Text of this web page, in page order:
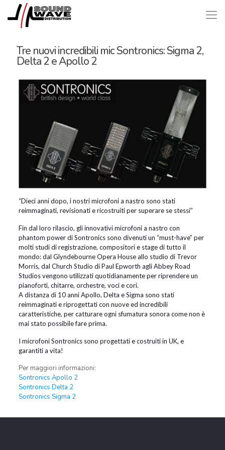
Tre nuovi incredibili mic Sontronics: Sigma 2,
Delta 2 e Apollo 2
“Dieci anni dopo, i nostri microfoni a nastro sono stati
reimmaginati, revisionati e ricostruiti per superare se stessi”
Fin dal loro rilascio, gli innovativi microfoni a nastro con
phantom power di Sontronics sono divenuti un “must-have” per
molti studi di registrazione, compositori e stage di tutto il
mondo: dal Glyndebourne Opera House allo studio di Trevor
Morris, dal Church Studio di Paul Epworth agli Abbey Road
Studios vengono utilizzati quotidianamente per riprendere un
pianoforti, chitarre, orchestre, voci e cori.
A distanza di 10 anni Apollo, Delta e Sigma sono stati
reimmaginati e riprogettati con nuove ed incredibili
caratteristiche, per catturare ogni sfumatura sonora come non è
mai stato possibile fare prima.
I microfoni Sontronics sono progettati e costruiti in UK, e
garantiti a vita!
Per maggiori informazioni:
Sontronics Apollo 2
Sontronics Delta 2
Sontronics Sigma 2